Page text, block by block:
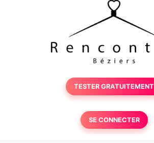
TESTER GRATUITEMENT
SE CONNECTER